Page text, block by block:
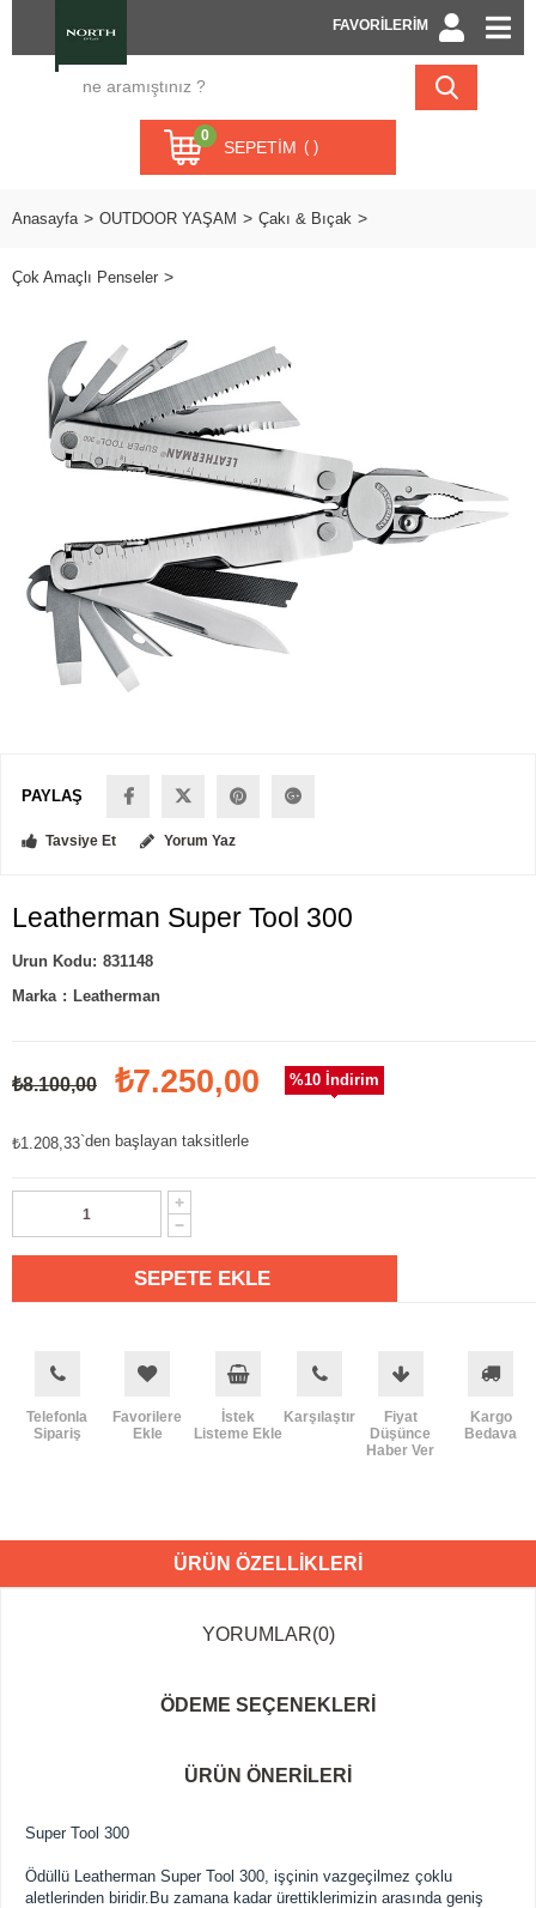
FAVORİLERİM
SEPETIM
0
Anasayfa OUTDOOR YAŞAM Çakı & Bıçak
Çok Amaçlı Penseler
PAYLAŞ
Tavsiye Et Yorum Yaz
Leatherman Super Tool 300
831148
Marka : Leatherman
₺8.100,00 ₺7.250,00
₺1.208,33`den başlayan taksitlerle
%10 İndirim
Telefonla
Sipariş
Favorilere
Ekle
İstek
Listeme Ekle
Karşılaştır
Fiyat
Düşünce
Haber Ver
Kargo
Bedava
ÜRÜN ÖZELLIKLERI
YORUMLAR(0)
ÖDEME SEÇENEKLERI
ÜRÜN ÖNERILERI
Super Tool 300
Ödüllü Leatherman Super Tool 300, işçinin vazgeçilmez çoklu
aletlerinden biridir.Bu zamana kadar ürettiklerimizin arasında geniş